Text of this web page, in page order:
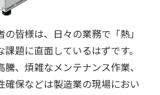
皆様は、日々の業務で「熱」
題に直面しているはずです。
、煩雑なメンテナンス作業、
確保などは製造業の現場におい